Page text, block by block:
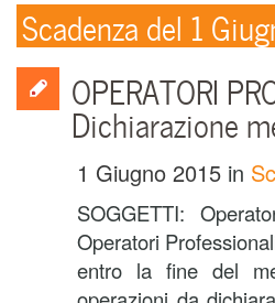
Scadenza del 1
OPERATORI
Dichiarazione
1 Giugno 2015 in
SOGGETTI:
Operatori
entro la fine del